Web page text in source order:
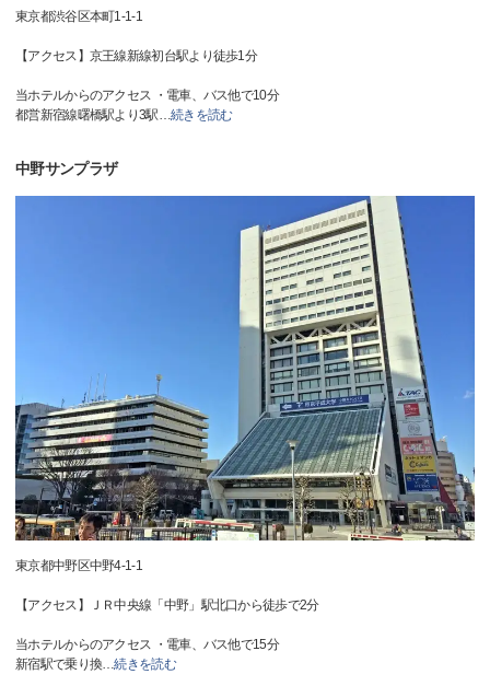
東京都渋谷区本町1-1-1
【アクセス】京王線新線初台駅より徒歩1分
当ホテルからのアクセス ・電車、バス他で10分
都営新宿線曙橋駅より3駅…続きを読む
中野サンプラザ
東京都中野区中野4-1-1
【アクセス】ＪＲ中央線「中野」駅北口から徒歩で2分
当ホテルからのアクセス ・電車、バス他で15分
新宿駅で乗り換…続きを読む